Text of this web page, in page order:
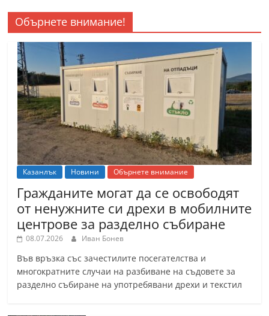
Обърнете внимание!
Казанлък Новини Обърнете внимание
Гражданите могат да се освободят
от ненужните си дрехи в мобилните
центрове за разделно събиране
08.07.2026 Иван Бонев
Във връзка със зачестилите посегателства и
многократните случаи на разбиване на съдовете за
разделно събиране на употребявани дрехи и текстил